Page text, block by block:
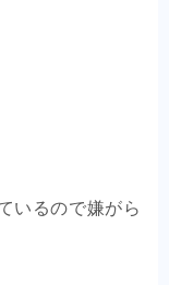
いるので嫌がら